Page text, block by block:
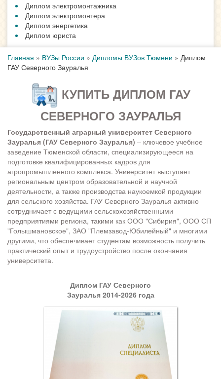
Диплом электромонтажника
Диплом электромонтера
Диплом энергетика
Диплом юриста
Главная » ВУЗы России » Дипломы ВУЗов Тюмени » Диплом
ГАУ Северного Зауралья
КУПИТЬ ДИПЛОМ ГАУ
СЕВЕРНОГО ЗАУРАЛЬЯ
Государственный аграрный университет Северного
Зауралья (ГАУ Северного Зауралья) – ключевое учебное
заведение Тюменской области, специализирующееся на
подготовке квалифицированных кадров для
агропромышленного комплекса. Университет выступает
региональным центром образовательной и научной
деятельности, а также производства наукоемкой продукции
для сельского хозяйства. ГАУ Северного Зауралья активно
сотрудничает с ведущими сельскохозяйственными
предприятиями региона, такими как ООО "Сибирия", ООО СП
"Голышмановское", ЗАО "Племзавод-Юбилейный" и многими
другими, что обеспечивает студентам возможность получить
практический опыт и трудоустройство после окончания
университета.
Диплом ГАУ Северного
Зауралья 2014-2026 года